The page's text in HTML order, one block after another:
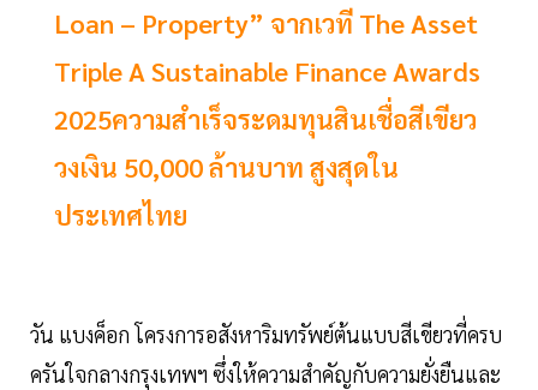
Loan – Property” จากเวที The Asset
Triple A Sustainable Finance Awards
2025ความสำเร็จระดมทุนสินเชื่อสีเขียว
วงเงิน 50,000 ล้านบาท สูงสุดใน
ประเทศไทย
วัน แบงค็อก โครงการอสังหาริมทรัพย์ต้นแบบสีเขียวที่ครบ
ครันใจกลางกรุงเทพฯ ซึ่งให้ความสำคัญกับความยั่งยืนและ